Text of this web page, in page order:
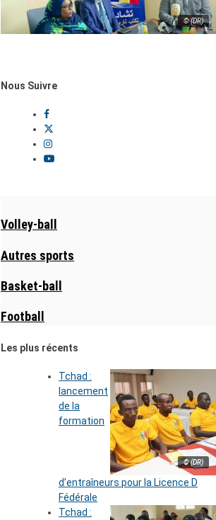
© (DR)
Nous Suivre
Volley-ball
Autres sports
Basket-ball
Football
Les plus récents
© (DR)
Tchad :
lancement
de la
formation
d’entraîneurs pour la Licence D
Fédérale
Tchad :